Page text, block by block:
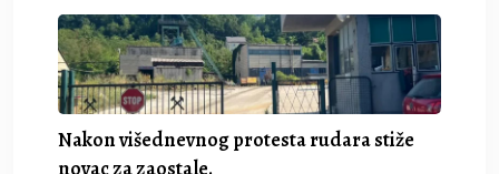
Nakon višednevnog protesta rudara stiže
novac za zaostale.